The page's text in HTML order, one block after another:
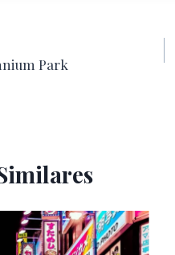
Park